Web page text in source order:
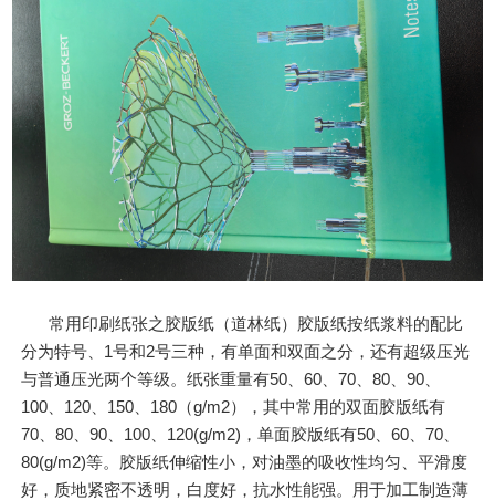
常用印刷纸张之胶版纸（道林纸）胶版纸按纸浆料的配比
分为特号、1号和2号三种，有单面和双面之分，还有超级压光
与普通压光两个等级。纸张重量有50、60、70、80、90、
100、120、150、180（g/m2），其中常用的双面胶版纸有
70、80、90、100、120(g/m2)，单面胶版纸有50、60、70、
80(g/m2)等。胶版纸伸缩性小，对油墨的吸收性均匀、平滑度
好，质地紧密不透明，白度好，抗水性能强。用于加工制造薄